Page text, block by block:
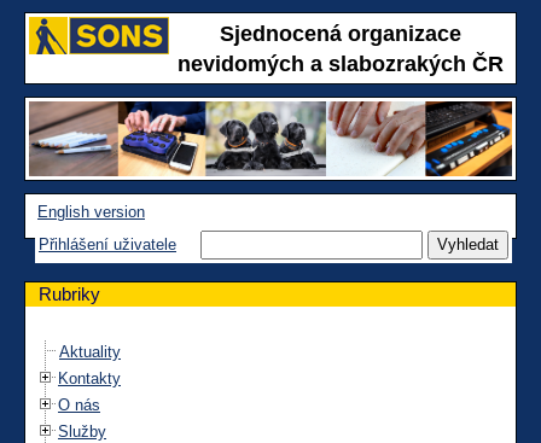
Sjednocená organizace
nevidomých a slabozrakých ČR
English version
Přihlášení uživatele
Rubriky
Aktuality
Kontakty
O nás
Služby